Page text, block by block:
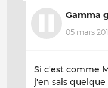
Gamma
05 mars
Si c'est comme
j'en sais quelque